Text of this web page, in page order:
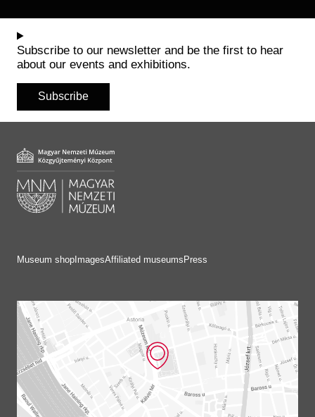
Subscribe to our newsletter and be the first to hear
about our events and exhibitions.
Subscribe
Museum shopImagesAffiliated museumsPress